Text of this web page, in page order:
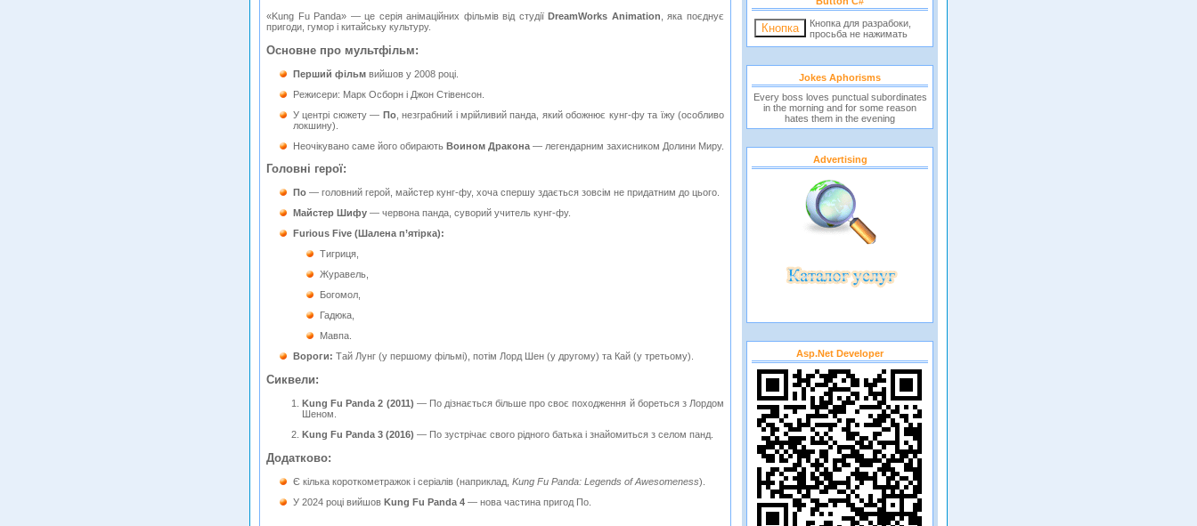
Кнопка для разрабоки,
просьба не нажимать
Jokes Aphorisms
Every boss loves punctual subordinates
in the morning and for some reason
hates them in the evening
Advertising
Asp.net Developer
«Kung Fu Panda» — це серія анімаційних фільмів від студіїDreamWorks Animation , яка поєднує
пригоди, гумор і китайську культуру.
Основне про мультфільм:
Перший фільм вийшов у 2008 році.
Режисери: Марк Осборн і Джон Стівенсон.
У центрі сюжету — По, незграбний і мрійливий панда, який обожнює кунг-фу та їжу (особливо
локшину).
Неочікувано саме його обирають Воином Дракона — легендарним захисником Долини Миру.
Головні герої:
По — головний герой, майстер кунг-фу, хоча спершу здається зовсім не придатним до цього.
Майстер Шифу — червона панда, суворий учитель кунг-фу.
Furious Five (Шалена п’ятірка):
Тигриця,
Журавель,
Богомол,
Гадюка,
Мавпа.
Вороги: Тай Лунг (у першому фільмі), потім Лорд Шен (у другому) та Кай (у третьому).
Сиквели:
Kung Fu Panda 2 (2011) — По дізнається більше про своє походження й бореться з Лордом
Шеном.
Kung Fu Panda 3 (2016) — По зустрічає свого рідного батька і знайомиться з селом панд.
Додатково:
Є кілька короткометражок і серіалів (наприклад, Kung Fu Panda: Legends of Awesomeness).
У 2024 році вийшов Kung Fu Panda 4 — нова частина пригод По.